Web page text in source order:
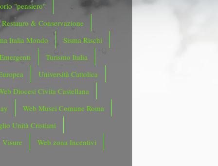
"pensiero"
Restauro & Conservazione
Italia Mondo
Sisma Rischi
Turismo Italia
Università Cattolica
Diocesi Civita Castellana
Web Musei Comune Roma
Unità Cristiani
Visure
Web zona Incentivi